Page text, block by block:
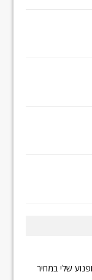
שלי במחיר